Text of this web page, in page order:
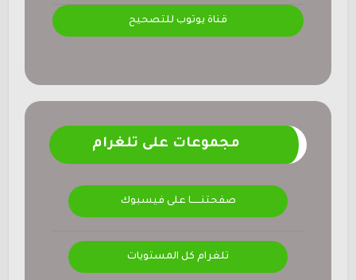
قناة يوتوب للتصحيح
مجموعات على تلغرام
صفحتنــــــا على فيسبوك
تلغرام كل المستويات